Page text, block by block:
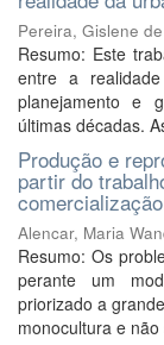
Pereira, Gislene
Resumo: Este
entre a
planejamento e
últimas décadas.
Produção e
partir do
Alencar, Maria
Resumo: Os
perante um
priorizado a
monocultura e